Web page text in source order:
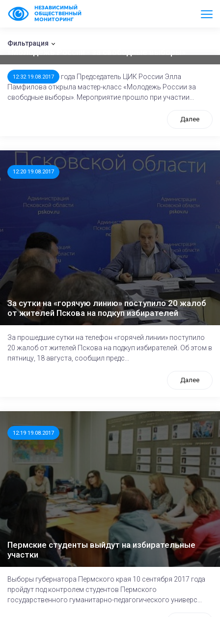
НЕЗАВИСИМЫЙ
ОБЩЕСТВЕННЫЙ
МОНИТОРИНГ
Фильтрация
12:32 19.08.2017
Председатель ЦИК России открыла мастер-класс
18 августа 2017 года Председатель ЦИК России Элла
Памфилова открыла мастер-класс «Молодежь России за
свободные выборы». Мероприятие прошло при участии...
Далее
12:20 19.08.2017
За сутки на «горячую линию» поступило 20 жалоб
от жителей Пскова на подкуп избирателей
За прошедшие сутки на телефон «горячей линии» поступило
20 жалоб от жителей Пскова на подкуп избирателей. Об этом в
пятницу, 18 августа, сообщил предс...
Далее
12:19 19.08.2017
Пермские студенты выйдут на избирательные
участки
Выборы губернатора Пермского края 10 сентября 2017 года
пройдут под контролем студентов Пермского
государственного гуманитарно-педагогического универс...